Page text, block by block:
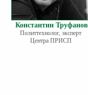
Константин Труфанов
Политтехнолог, эксперт
Центра ПРИСП